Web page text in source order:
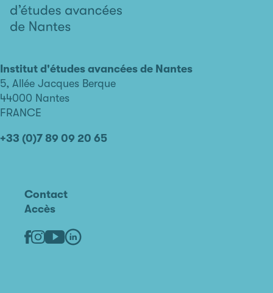
avancées
de
Nantes
Institut d'études avancées de Nantes
5, Allée Jacques Berque
44000 Nantes
FRANCE
+33 (0)7 89 09 20 65
Contact
Accès
Facebook
Instagram
YoutubeLinkedin